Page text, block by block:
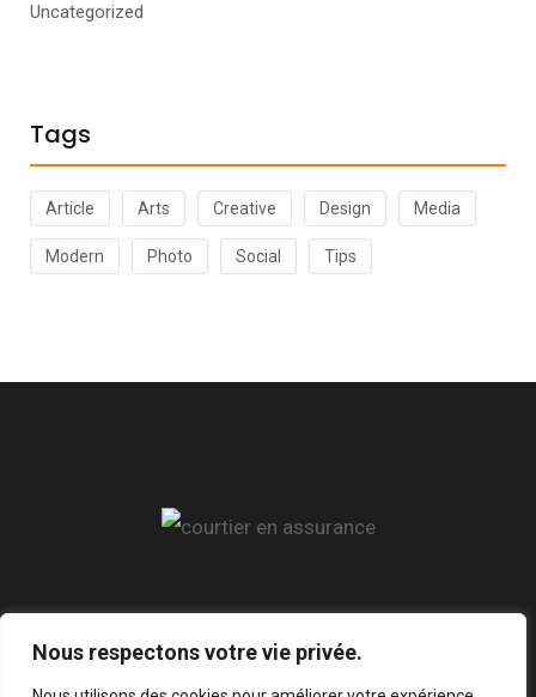
Nous respectons votre vie privée.
Uncategorized
Tags
Article Arts Creative Design Media
Modern Photo Social Tips